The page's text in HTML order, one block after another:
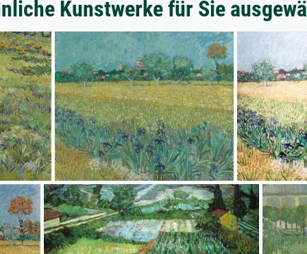
Kunstwerke für Sie